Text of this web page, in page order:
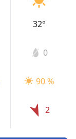
32°
0
90 %
2